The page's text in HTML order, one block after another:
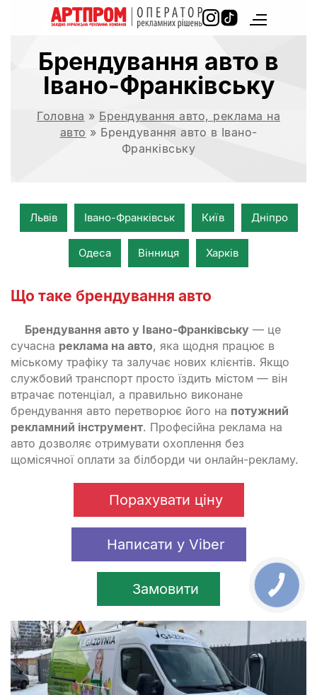
Брендування авто в
Івано-Франківську
Головна » Брендування авто, реклама на
авто » Брендування авто в Івано-
Франківську
Львів Івано-Франківськ Київ Дніпро
Одеса Вінниця Харків
Що таке брендування авто
Брендування авто у Івано-Франківську — це
сучасна реклама на авто, яка щодня працює в
міському трафіку та залучає нових клієнтів. Якщо
службовий транспорт просто їздить містом — він
втрачає потенціал, а правильно виконане
брендування авто перетворює його на потужний
рекламний інструмент. Професійна реклама на
авто дозволяє отримувати охоплення без
щомісячної оплати за білборди чи онлайн-рекламу.
Порахувати ціну
Написати у Viber
Замовити